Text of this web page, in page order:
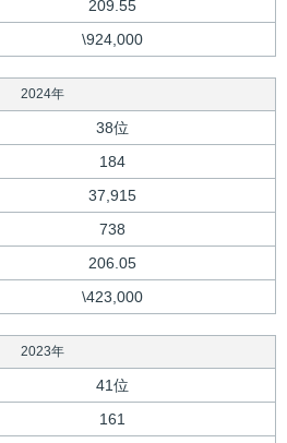
209.55
\924,000
2024年
38位
184
37,915
738
206.05
\423,000
2023年
41位
161